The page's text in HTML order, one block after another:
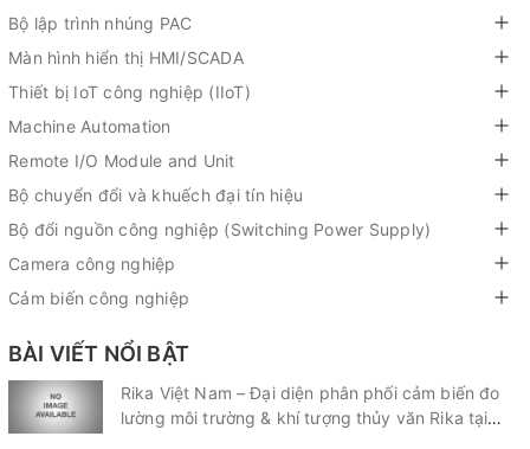
Bộ lập trình nhúng PAC
Màn hình hiển thị HMI/SCADA
Thiết bị IoT công nghiệp (IIoT)
Machine Automation
Remote I/O Module and Unit
Bộ chuyển đổi và khuếch đại tín hiệu
Bộ đổi nguồn công nghiệp (Switching Power Supply)
Camera công nghiệp
Cảm biến công nghiệp
BÀI VIẾT NỔI BẬT
Rika Việt Nam – Đại diện phân phối cảm biến đo
lường môi trường & khí tượng thủy văn Rika tại